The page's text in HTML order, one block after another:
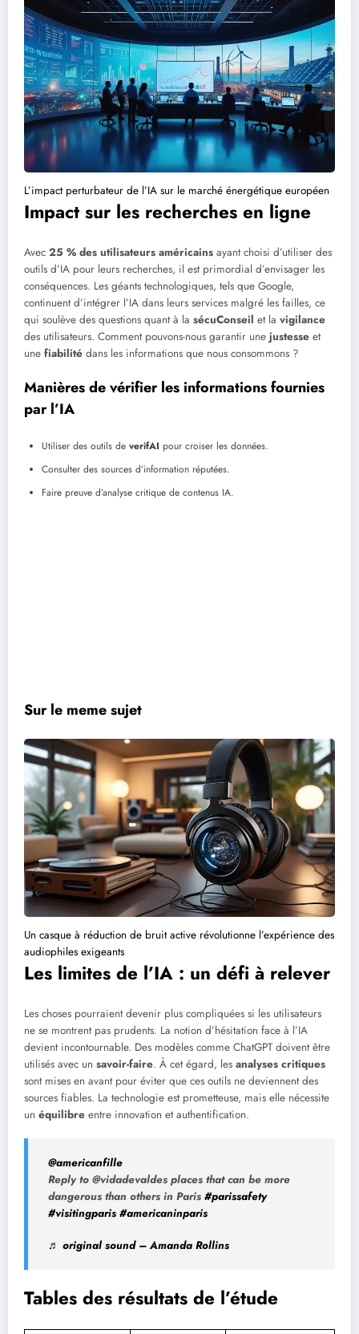
L’impact perturbateur de l’IA sur le marché énergétique européen
Impact sur les recherches en ligne
Avec 25 % des utilisateurs américains ayant choisi d’utiliser des
outils d’IA pour leurs recherches, il est primordial d’envisager les
conséquences. Les géants technologiques, tels que Google,
continuent d’intégrer l’IA dans leurs services malgré les failles, ce
qui soulève des questions quant à la sécuConseil et la vigilance
des utilisateurs. Comment pouvons-nous garantir une justesse et
une fiabilité dans les informations que nous consommons ?
Manières de vérifier les informations fournies
par l’IA
Utiliser des outils de verifAI pour croiser les données.
Consulter des sources d’information réputées.
Faire preuve d’analyse critique de contenus IA.
Sur le meme sujet
Un casque à réduction de bruit active révolutionne l’expérience des
audiophiles exigeants
Les limites de l’IA : un défi à relever
Les choses pourraient devenir plus compliquées si les utilisateurs
ne se montrent pas prudents. La notion d’hésitation face à l’IA
devient incontournable. Des modèles comme ChatGPT doivent être
utilisés avec un savoir-faire. À cet égard, les analyses critiques
sont mises en avant pour éviter que ces outils ne deviennent des
sources fiables. La technologie est prometteuse, mais elle nécessite
un équilibre entre innovation et authentification.
@americanfille
Reply to @vidadevaldes places that can be more
dangerous than others in Paris #parissafety
#visitingparis #americaninparis
♬ original sound – Amanda Rollins
Tables des résultats de l’étude